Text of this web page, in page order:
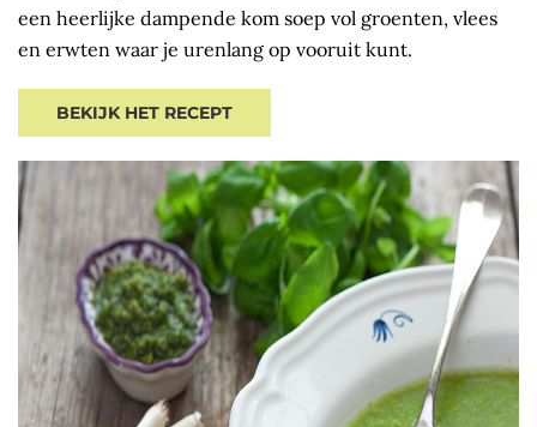
een heerlijke dampende kom soep vol groenten, vlees
en erwten waar je urenlang op vooruit kunt.
BEKIJK HET RECEPT